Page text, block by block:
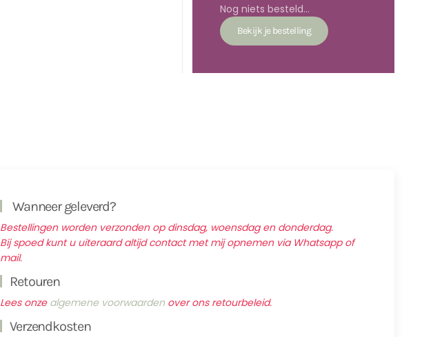
Nog niets besteld...
Wanneer geleverd?
Bestellingen worden verzonden op dinsdag, woensdag en donderdag.
Bij spoed kunt u uiteraard altijd contact met mij opnemen via Whatsapp of
mail.
Retouren
Lees onze algemene voorwaarden over ons retourbeleid.
Verzendkosten